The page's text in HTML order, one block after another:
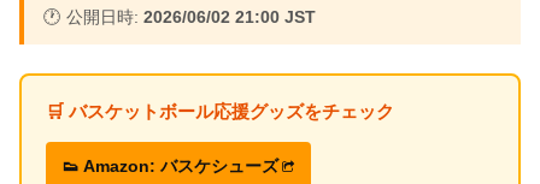
🕐 公開日時: 2026/06/02 21:00 JST
🛒 バスケットボール応援グッズをチェック
👟 Amazon: バスケシューズ